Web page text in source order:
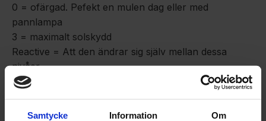
Samtycke Information Om
0 = ofärgad. Pefekt en mulen dag eller med
pannlampa
3 = maximalt solskydd
Reactive = Att den ändrar sig själv mellan dessa
nivåer
Spectron = Fast solskyddsnivå
Bra ventialtion för att undvika/minimera imma.